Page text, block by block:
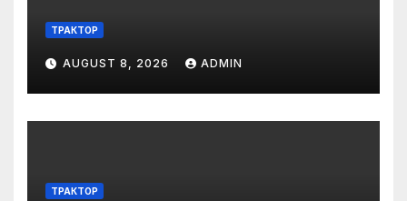
ТРАКТОР
AUGUST 8, 2026 ADMIN
ТРАКТОР